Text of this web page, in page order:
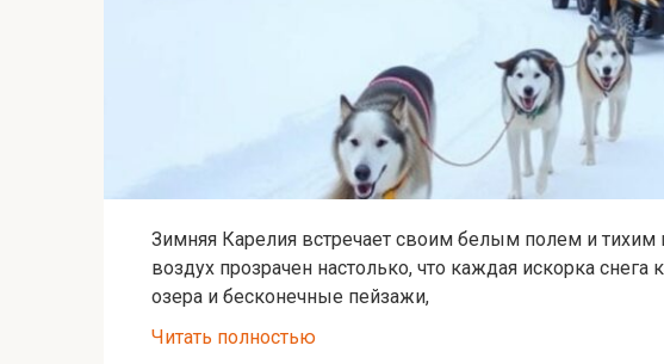
Зимняя Карелия встречает своим белым полем и
воздух прозрачен настолько, что каждая искорка
озера и бесконечные пейзажи,
Читать полностью